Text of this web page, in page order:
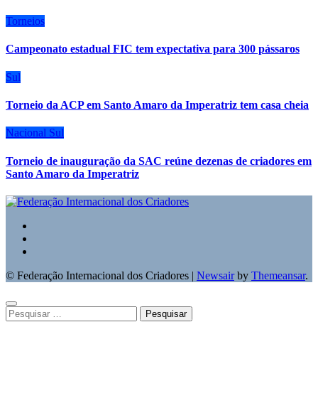
Torneios
Campeonato estadual FIC tem expectativa para 300 pássaros
Sul
Torneio da ACP em Santo Amaro da Imperatriz tem casa cheia
Nacional Sul
Torneio de inauguração da SAC reúne dezenas de criadores em
Santo Amaro da Imperatriz
© Federação Internacional dos Criadores | Newsairby Themeansar.
Pesquisar
por: